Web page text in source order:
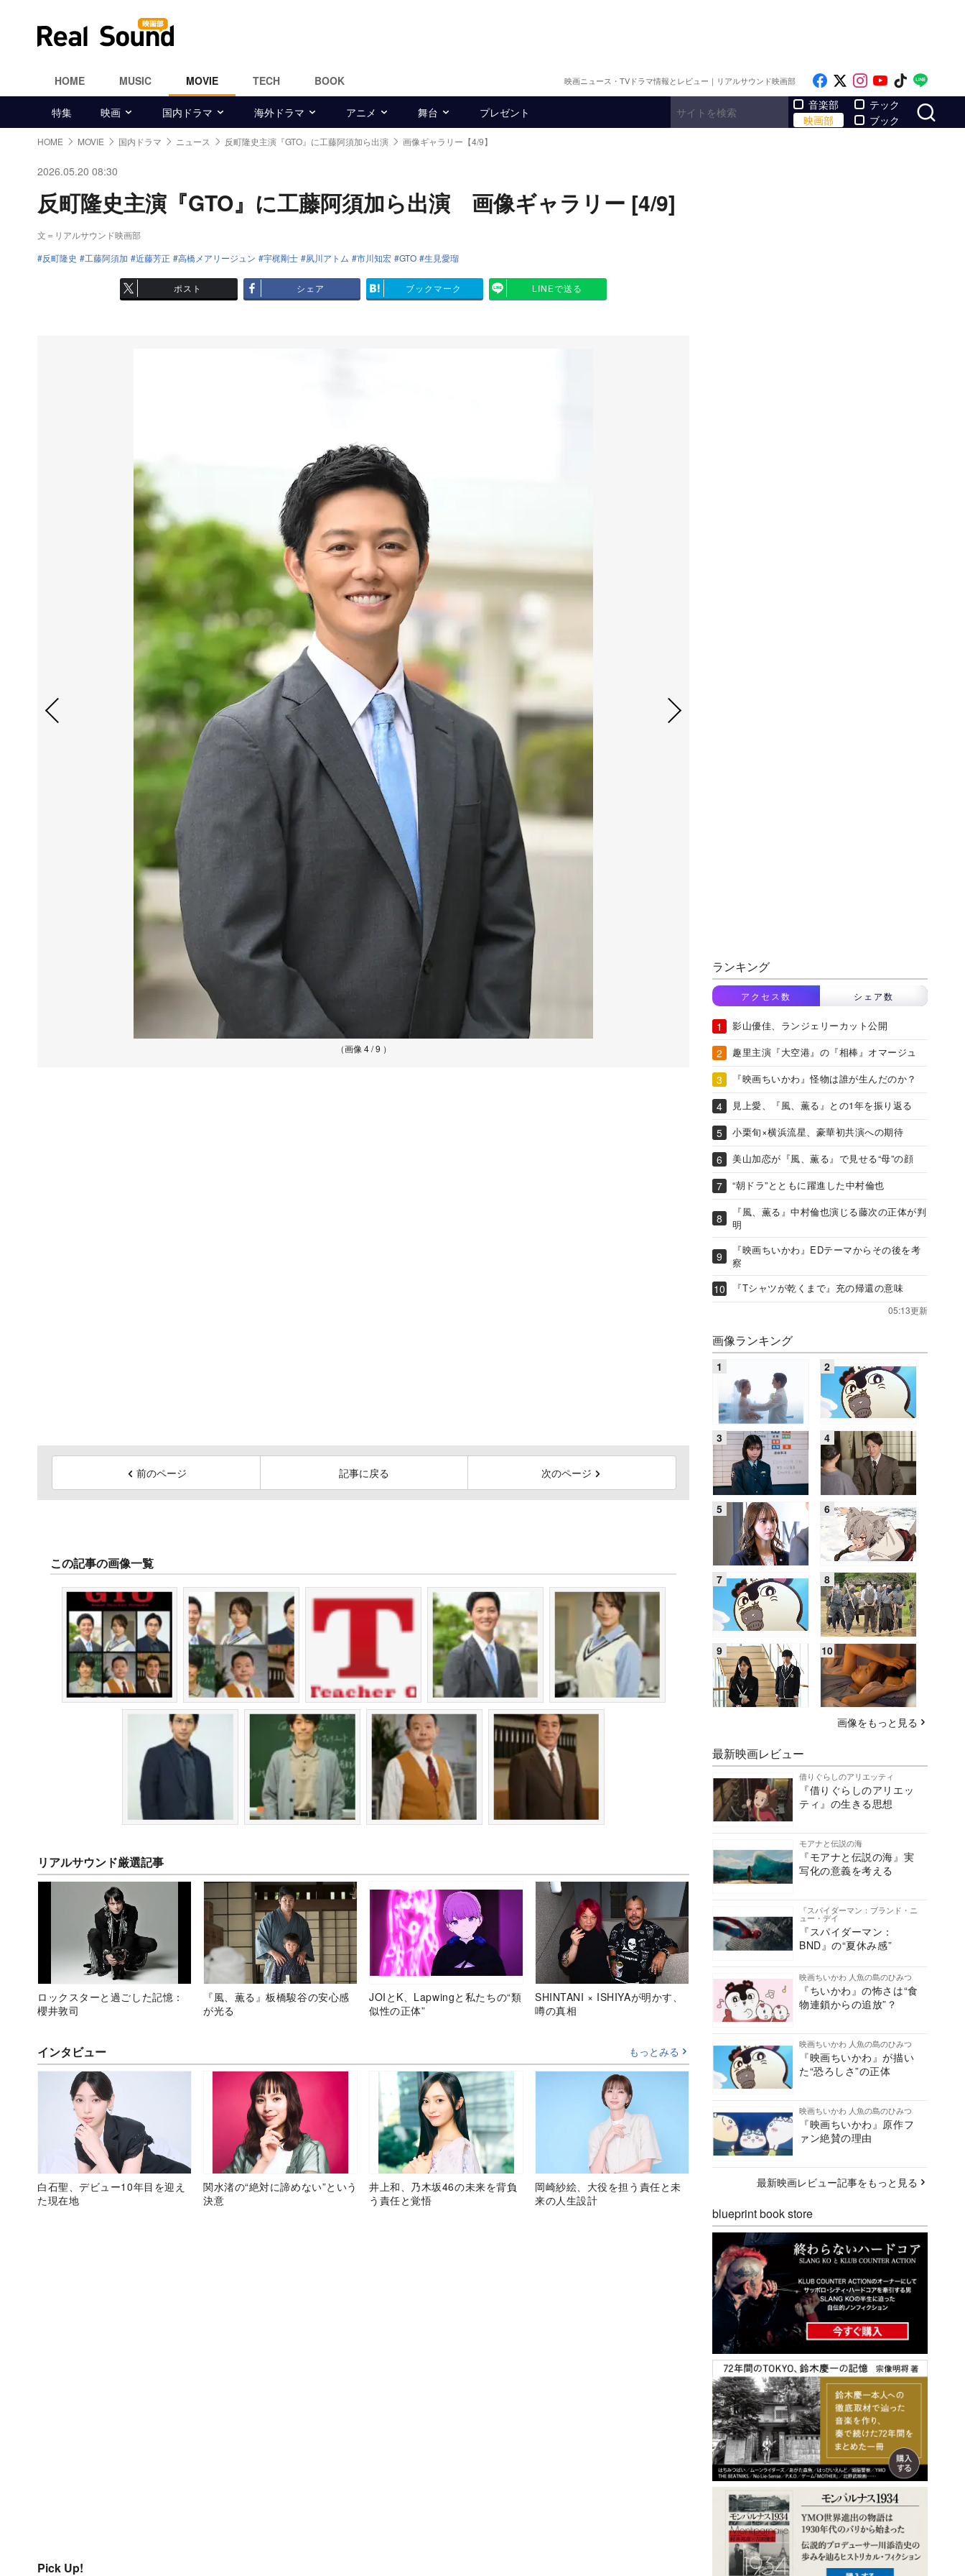
HOME MUSIC MOVIE TECH BOOK 映画ニュース・TVドラマ情報とレビュー｜リアルサウンド映画部 Like on Facebook
Follow on x
Follow on
Follow on
Follow
特集 映画 国内ドラマ 海外ドラマ アニメ 舞台 プレゼント
音楽部
映画部
テック
ブック
HOME MOVIE 国内ドラマ ニュース 反町隆史主演『GTO』に工藤阿須加ら出演 画像ギャラリー【4/9】
2026.05.20 08:30
反町隆史主演『GTO』に工藤阿須加ら出演 画像ギャラリー [4/9]
文＝リアルサウンド映画部
反町隆史
工藤阿須加 近藤芳正 高橋メアリージュン 宇梶剛士 夙川アトム 市川知宏 GTO 生見愛瑠
ポスト シェア ブックマーク LINEで送る
（画像 4 / 9 ）
前のページ 記事に戻る 次のページ
この記事の画像一覧
リアルサウンド厳選記事
ロックスターと過ごした記憶：
櫻井敦司
『風、薫る』板橋駿谷の安心感
が光る
JOIとK、Lapwingと私たちの“類
似性の正体”
SHINTANI × ISHIYAが明かす、
噂の真相
インタビュー もっとみる
白石聖、デビュー10年目を迎え
た現在地
関水渚の“絶対に諦めない”という
決意
井上和、乃木坂46の未来を背負
う責任と覚悟
岡崎紗絵、大役を担う責任と未
来の人生設計
Pick Up!
ランキング
アクセス数 シェア数
影山優佳、ランジェリーカット公開
趣里主演『大空港』の『相棒』オマージュ
『映画ちいかわ』怪物は誰が生んだのか？
見上愛、『風、薫る』との1年を振り返る
小栗旬×横浜流星、豪華初共演への期待
美山加恋が『風、薫る』で見せる“母”の顔
“朝ドラ”とともに躍進した中村倫也
『風、薫る』中村倫也演じる藤次の正体が判
明
『映画ちいかわ』EDテーマからその後を考
察
『Tシャツが乾くまで』充の帰還の意味
05:13更新
画像ランキング
画像をもっと見る
最新映画レビュー
借りぐらしのアリエッティ
『借りぐらしのアリエッ
ティ』の生きる思想
モアナと伝説の海
『モアナと伝説の海』実
写化の意義を考える
『スパイダーマン：ブランド・ニ
ュー・デイ
『スパイダーマン：
BND』の“夏休み感”
映画ちいかわ 人魚の島のひみつ
『ちいかわ』の怖さは“食
物連鎖からの追放”？
映画ちいかわ 人魚の島のひみつ
『映画ちいかわ』が描い
た“恐ろしさ”の正体
映画ちいかわ 人魚の島のひみつ
『映画ちいかわ』原作フ
ァン絶賛の理由
最新映画レビュー記事をもっと見る
blueprint book store